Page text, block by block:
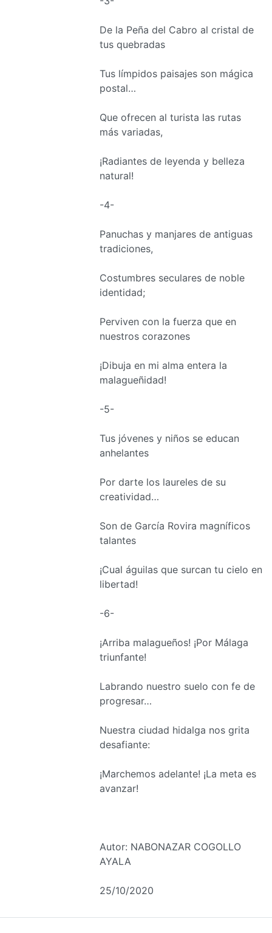
De la Peña del Cabro al cristal de
tus quebradas
Tus límpidos paisajes son mágica
postal…
Que ofrecen al turista las rutas
más variadas,
¡Radiantes de leyenda y belleza
natural!
-4-
Panuchas y manjares de antiguas
tradiciones,
Costumbres seculares de noble
identidad;
Perviven con la fuerza que en
nuestros corazones
¡Dibuja en mi alma entera la
malagueñidad!
-5-
Tus jóvenes y niños se educan
anhelantes
Por darte los laureles de su
creatividad…
Son de García Rovira magníficos
talantes
¡Cual águilas que surcan tu cielo en
libertad!
-6-
¡Arriba malagueños! ¡Por Málaga
triunfante!
Labrando nuestro suelo con fe de
progresar…
Nuestra ciudad hidalga nos grita
desafiante:
¡Marchemos adelante! ¡La meta es
avanzar!
Autor: NABONAZAR COGOLLO
AYALA
25/10/2020